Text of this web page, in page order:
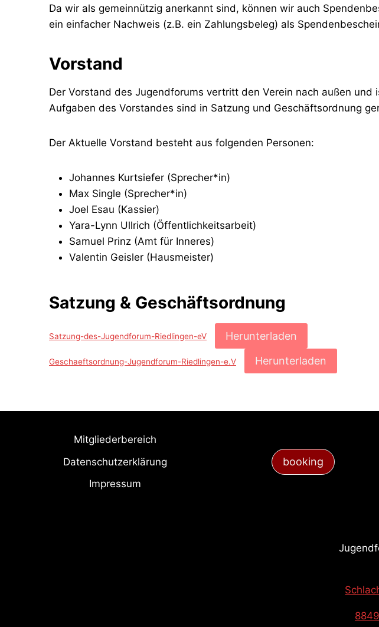
Da wir als gemeinnützig anerkannt sind, können wir auch
ein einfacher Nachweis (z.B. ein Zahlungsbeleg) als
Vorstand
Der Vorstand des Jugendforums vertritt den Verein nach außen
Aufgaben des Vorstandes sind in Satzung und Geschäftsordnung
Der Aktuelle Vorstand besteht aus folgenden Personen:
Johannes Kurtsiefer (Sprecher*in)
Max Single (Sprecher*in)
Joel Esau (Kassier)
Yara-Lynn Ullrich (Öffentlichkeitsarbeit)
Samuel Prinz (Amt für Inneres)
Valentin Geisler (Hausmeister)
Satzung & Geschäftsordnung
Satzung-des-Jugendforum-Riedlingen-eV Herunterladen
Geschaeftsordnung-Jugendforum-Riedlingen-e.V Herunterladen
Mitgliederbereich
Datenschutzerklärung
Impressum
booking